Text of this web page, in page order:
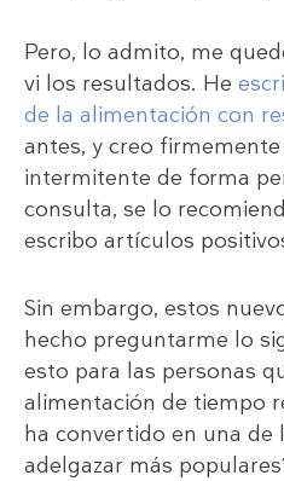
Pero, lo admito, me
vi los resultados. He
de la alimentación con
antes, y creo
intermitente de forma
consulta, se lo
escribo artículos
Sin embargo, estos
hecho preguntarme lo
esto para las personas
alimentación de tiempo
ha convertido en una de
adelgazar más